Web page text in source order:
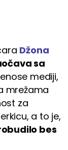
Džona
sa
mediji,
mrežama
za
a to je,
bes